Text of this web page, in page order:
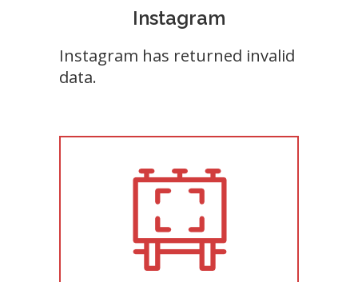
Instagram
Instagram has returned invalid
data.